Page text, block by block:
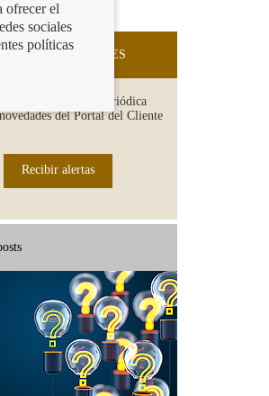
A NOVEDADES
tu email de forma periódica
del Portal del Cliente
Recibir alertas
ofrecer el
sociales
políticas